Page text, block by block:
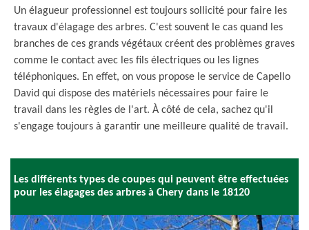
Un élagueur professionnel est toujours sollicité pour faire les
travaux d'élagage des arbres. C'est souvent le cas quand les
branches de ces grands végétaux créent des problèmes graves
comme le contact avec les fils électriques ou les lignes
téléphoniques. En effet, on vous propose le service de Capello
David qui dispose des matériels nécessaires pour faire le
travail dans les règles de l'art. À côté de cela, sachez qu'il
s'engage toujours à garantir une meilleure qualité de travail.
Les différents types de coupes qui peuvent être effectuées
pour les élagages des arbres à Chery dans le 18120